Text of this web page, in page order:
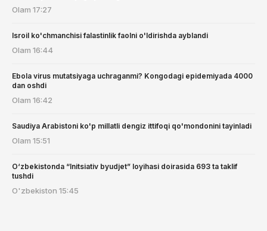
Olam 17:27
Isroil ko'chmanchisi falastinlik faolni o'ldirishda ayblandi
Olam 16:44
Ebola virus mutatsiyaga uchraganmi? Kongodagi epidemiyada 4000
dan oshdi
Olam 16:42
Saudiya Arabistoni ko'p millatli dengiz ittifoqi qo'mondonini tayinladi
Olam 15:51
O‘zbekistonda “Initsiativ byudjet” loyihasi doirasida 693 ta taklif
tushdi
O'zbekiston 15:45